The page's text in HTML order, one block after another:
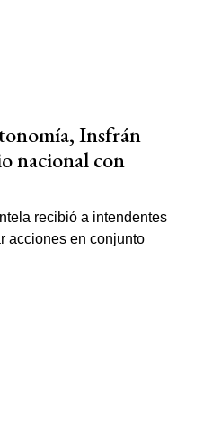
Insfrán
nacional con